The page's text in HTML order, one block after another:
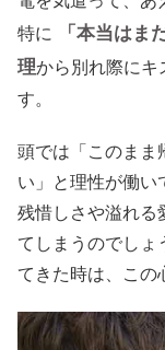
特に
「本当はま
理から別れ際にキ
す。
頭では「このまま
い」と理性が働い
残惜しさや溢れる
てしまうのでしょ
てきた時は、この